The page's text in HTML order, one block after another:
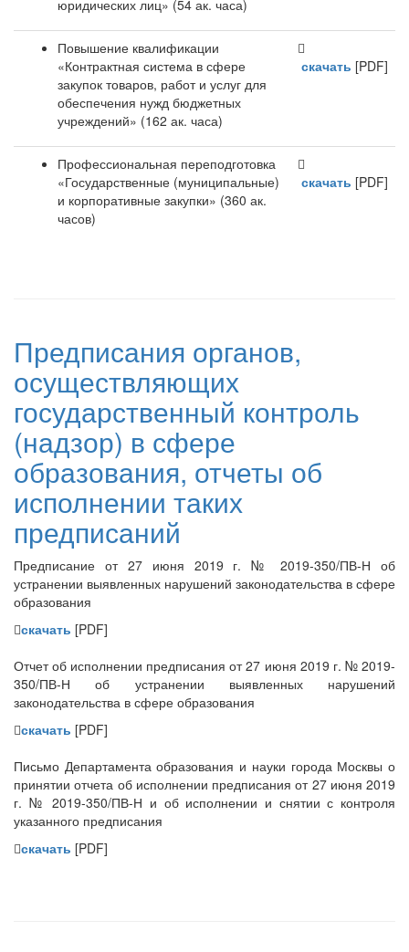
юридических лиц» (54 ак. часа)
Повышение квалификации
«Контрактная система в сфере
закупок товаров, работ и услуг для
обеспечения нужд бюджетных
учреждений» (162 ак. часа)
скачать [PDF]
Профессиональная переподготовка
«Государственные (муниципальные)
и корпоративные закупки» (360 ак.
часов)
скачать [PDF]
Предписания органов,
осуществляющих
государственный контроль
(надзор) в сфере
образования, отчеты об
исполнении таких
предписаний
Предписание от 27 июня 2019 г. № 2019-350/ПВ-Н об
устранении выявленных нарушений законодательства в сфере
образования
скачать [PDF]
Отчет об исполнении предписания от 27 июня 2019 г. № 2019-
350/ПВ-Н об устранении выявленных нарушений
законодательства в сфере образования
скачать [PDF]
Письмо Департамента образования и науки города Москвы о
принятии отчета об исполнении предписания от 27 июня 2019
г. № 2019-350/ПВ-Н и об исполнении и снятии с контроля
указанного предписания
скачать [PDF]